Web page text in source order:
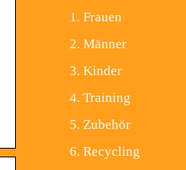
Frauen
Männer
Kinder
Training
Zubehör
Recycling